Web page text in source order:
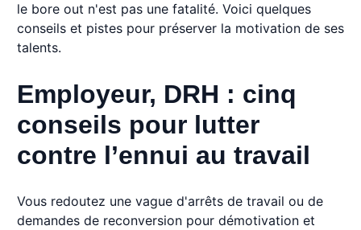
le bore out n'est pas une fatalité. Voici quelques
conseils et pistes pour préserver la motivation de ses
talents.
Employeur, DRH : cinq
conseils pour lutter
contre l’ennui au travail
Vous redoutez une vague d'arrêts de travail ou de
demandes de reconversion pour démotivation et